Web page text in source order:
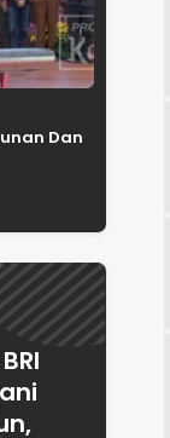
Dan
DPRD